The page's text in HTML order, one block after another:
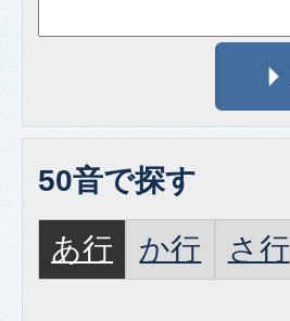
50音で探す
あ行 か行 さ行